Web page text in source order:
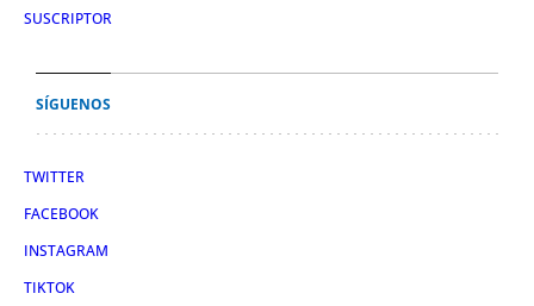
SUSCRIPTOR
SÍGUENOS
TWITTER
FACEBOOK
INSTAGRAM
TIKTOK